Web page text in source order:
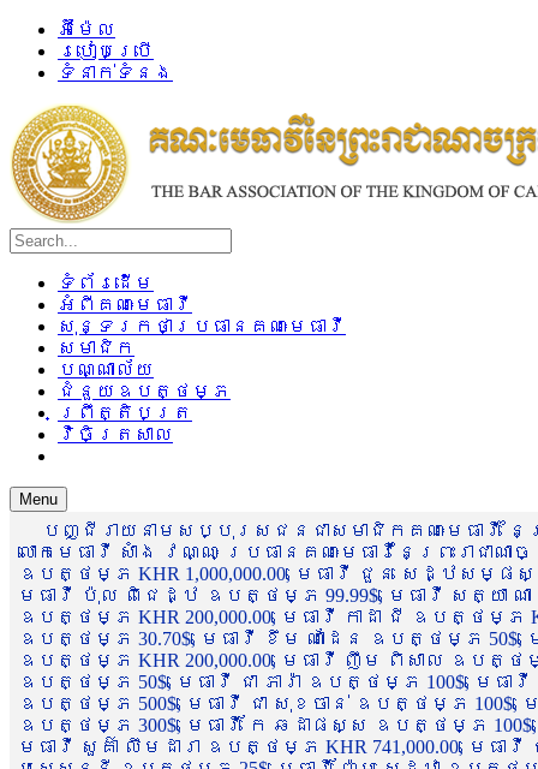
អ៊ីម៉ែល
របៀបប្រើ
ទំនាក់ទំនង
ទំព័រដើម
អំពីគណៈមេធាវី
សុន្ទរកថាប្រធានគណៈមេធាវី
សមាជិក
បណ្ណាល័យ
ជំនួយឧបត្ថម្ភ
ព្រឹត្តិបត្រ
វិចិត្រសាល
Menu
បញ្ជីរាយនាមសប្បុរសជនជាសមាជិកគណៈមេធាវី
លោកមេធាវី សាំង វណ្ណៈ ប្រធានគណៈមេធាវីនៃព្រះរា
ឧបត្ថម្ភ KHR 1,000,000.00, មេធាវី ជួន សេដ្ឋស
មេធាវី ប៉ុល ពិជេដ្ឋ ឧបត្ថម្ភ 99.99$, មេធាវី សត្យា ណ
ឧបត្ថម្ភ KHR 200,000.00, មេធាវី កាដា ជី ឧបត្ថម្ភ
ឧបត្ថម្ភ 30.70$, មេធាវី ខឹម ណាដែន ឧបត្ថម្ភ 50$,
ឧបត្ថម្ភ KHR 200,000.00, មេធាវី ញឹម ពិសាល ឧបត្ថ
ឧបត្ថម្ភ 50$, មេធាវី ជា ភារ៉ា ឧបត្ថម្ភ 100$, មេ
ឧបត្ថម្ភ 500$, មេធាវី ជា សុខចាន់ ឧបត្ថម្ភ
ឧបត្ថម្ភ 300$, មេធាវី កែ ឆដាផស្ស ឧបត្ថម្ភ
មេធាវី សួគ៌ា លឹមដារា ឧបត្ថម្ភ KHR 741,000.00, មេ